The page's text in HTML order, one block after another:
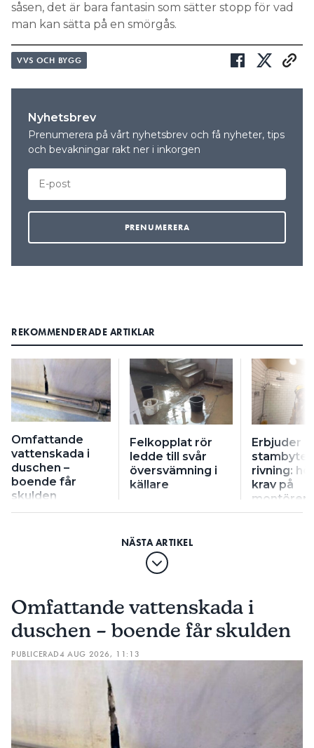
såsen, det är bara fantasin som sätter stopp för vad
man kan sätta på en smörgås.
VVS OCH BYGG
Nyhetsbrev
Prenumerera på vårt nyhetsbrev och få nyheter, tips
och bevakningar rakt ner i inkorgen
REKOMMENDERADE ARTIKLAR
Omfattande
vattenskada i
duschen –
boende får
skulden
Felkopplat rör
ledde till svår
översvämning i
källare
Erbjuder
stambyte
rivning:
krav på
Omfattande vattenskada i
duschen – boende får skulden
PUBLICERAD4 AUG 2026, 11:13